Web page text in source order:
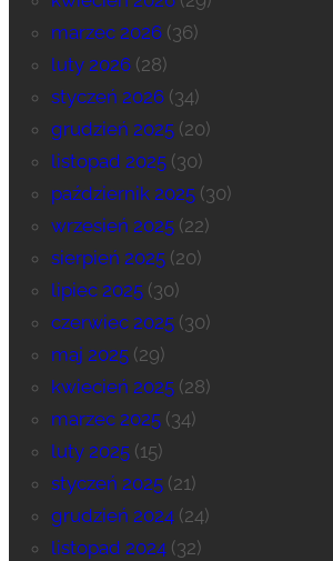
marzec 2026(36)
luty 2026(28)
styczeń 2026(34)
grudzień 2025(20)
listopad 2025(30)
październik 2025(30)
wrzesień 2025(22)
sierpień 2025(20)
lipiec 2025(30)
czerwiec 2025(30)
maj 2025(29)
kwiecień 2025(28)
marzec 2025(34)
luty 2025(15)
styczeń 2025(21)
grudzień 2024(24)
listopad 2024(32)